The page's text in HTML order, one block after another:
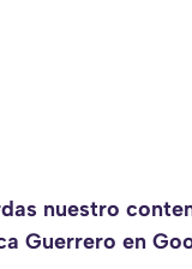
nuestro
Guerrero en